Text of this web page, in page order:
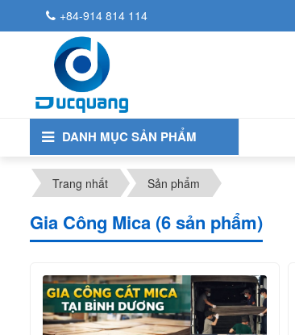
+84-914 814 114
DANH MỤC SẢN PHẨM
Trang nhất Sản phẩm
Gia Công Mica (6 sản phẩm)